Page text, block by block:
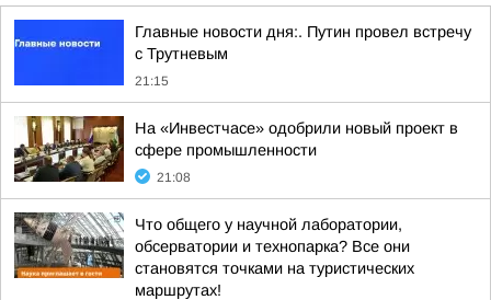
Главные новости дня:. Путин провел встречу
с Трутневым
21:15
На «Инвестчасе» одобрили новый проект в
сфере промышленности
21:08
Что общего у научной лаборатории,
обсерватории и технопарка? Все они
становятся точками на туристических
маршрутах!